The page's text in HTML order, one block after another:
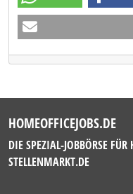
HOMEOFFICEJOBS.DE
DIE SPEZIAL-JOBBÖRSE
STELLENMARKT.DE